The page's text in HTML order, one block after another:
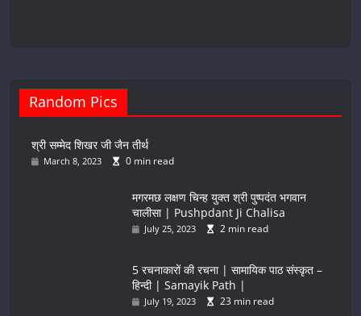
Random Pics
श्री सम्मेद शिखर जी जैन तीर्थ
March 8, 2023 0 min read
मगरमछ लक्षण चिन्ह युक्त श्री पुष्पदंत भगवान
चालीसा | Pushpdant Ji Chalisa
July 25, 2023 2 min read
5 रचनाकारों की रचना | सामायिक पाठ संस्कृत –
हिन्दी | Samayik Path |
July 19, 2023 23 min read